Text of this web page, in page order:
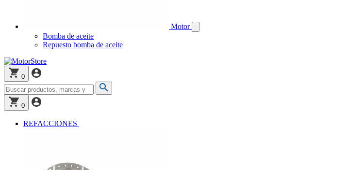
Motor
Bomba de aceite
Repuesto bomba de aceite
0
0
REFACCIONES